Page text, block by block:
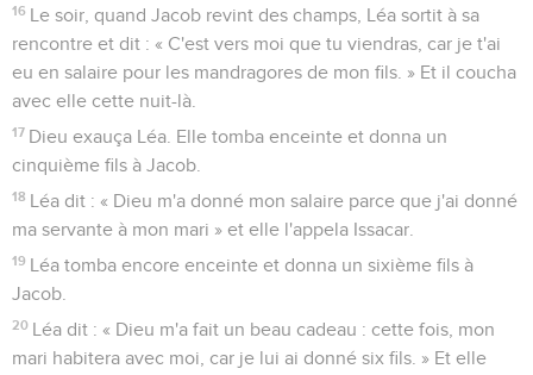
16 Le soir, quand Jacob revint des champs, Léa sortit à sa
rencontre et dit : « C'est vers moi que tu viendras, car je t'ai
eu en salaire pour les mandragores de mon fils. » Et il coucha
avec elle cette nuit-là.
17 Dieu exauça Léa. Elle tomba enceinte et donna un
cinquième fils à Jacob.
18 Léa dit : « Dieu m'a donné mon salaire parce que j'ai donné
ma servante à mon mari » et elle l'appela Issacar.
19 Léa tomba encore enceinte et donna un sixième fils à
Jacob.
20 Léa dit : « Dieu m'a fait un beau cadeau : cette fois, mon
mari habitera avec moi, car je lui ai donné six fils. » Et elle